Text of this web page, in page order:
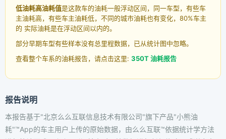
低油耗高油耗值是这款车的油耗一般浮动区间，同一车型，有些车
主油耗高，有些车主油耗低，不同的城市油耗也有变化，80%车主
的 实际油耗是在浮动区间以内的。
部分早期车型有些样本没有总里程数据，已从统计图中忽略。
查看整个车系的油耗报告，请点击这里: 350T 油耗报告
报告说明
本报告基于"北京么么互联信息技术有限公司"旗下产品"小熊油
耗"™App的车主用户上传的原始数据，由么么互联™依据统计学方法